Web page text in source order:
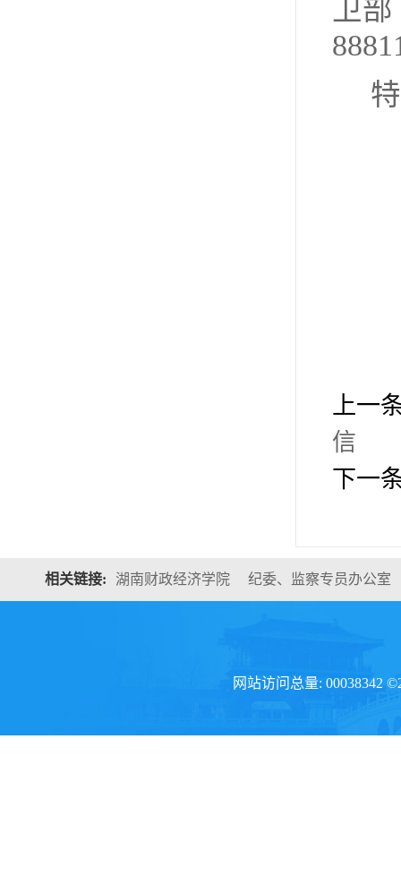
卫
上一
信
下一
相关链接: 湖南财政经济学院 纪委、监察专员办公室
网站访问总量: 00038342